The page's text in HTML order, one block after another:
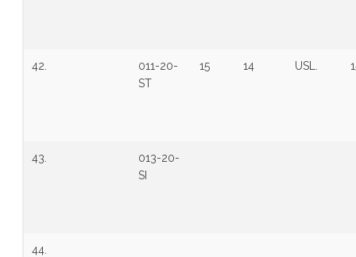
42.
011-20-
ST
15 14 USL.
43.
013-20-
SI
44.